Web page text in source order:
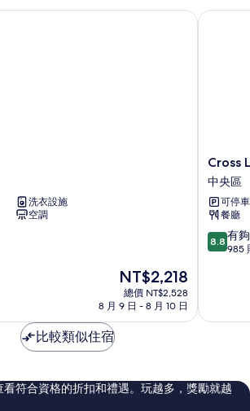
洗衣設施
空調
現
在
價
NT$2,218
總價 NT$2,528
8 月 9 日 - 8 月 10 日
Cross
Life
博
多
天
神
-
中
Cross
中央區
可停車
餐廳
8.8
分，
有
則
評
8.8 有
985
Cross
比較類似住宿
看符合資格的折扣和禮遇。玩越多，獎勵就越